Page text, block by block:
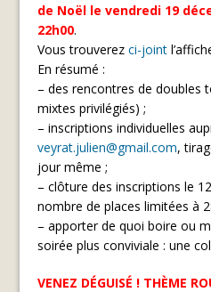
de Noël le vendredi 19
22h00.
Vous trouverezci-joint
En résumé :
– des rencontres de doubles
mixtes privilégiés) ;
– inscriptions individuelles
veyrat.julien@gmail.com,
jour même ;
– clôture des inscriptions le
nombre de places limitées à
– apporter de quoi boire ou
soirée plus conviviale : une
VENEZ DÉGUISÉ ! THÈME